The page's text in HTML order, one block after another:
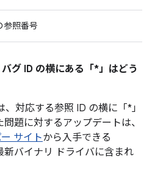
参照番号
グ ID の横にある「*」はどう
対応する参照 ID の横に「*」
題に対するアップデートは、
サイトから入手できる
バイナリ ドライバに含まれ